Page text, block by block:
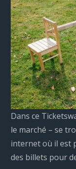
Dans ce
le marché – se
internet où il est
des billets pour